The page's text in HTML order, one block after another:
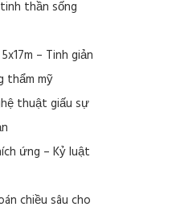
thần sống
– Tinh giản
thẩm mỹ
thuật giấu sự
ứng – Kỷ luật
chiều sâu cho